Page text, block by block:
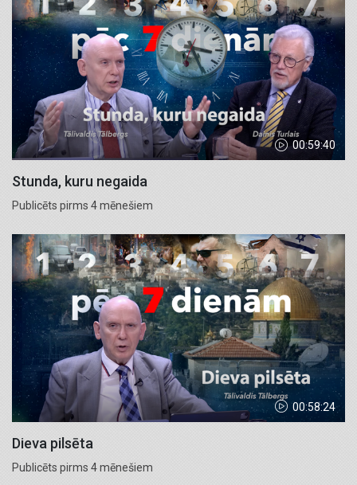
00:59:40
Stunda, kuru negaida
Publicēts pirms 4 mēnešiem
00:58:24
Dieva pilsēta
Publicēts pirms 4 mēnešiem